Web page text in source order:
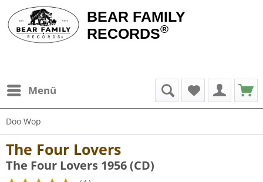
BEAR FAMILY
RECORDS®
Menü
Doo Wop
The Four Lovers
The Four Lovers 1956 (CD)